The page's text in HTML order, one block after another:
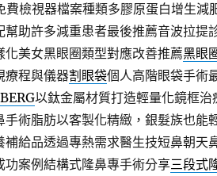
費檢視器檔案種類多膠原蛋白增生減
幫助許多減重患者最後推薦音波拉提
美女黑眼圈類型對應改善推薦黑眼
療程與儀器割眼袋個人高階眼袋手術
以鈦金屬材質打造輕量化鏡框治
手術脂肪以客製化精緻，銀髮族也能
補給品透過專熱需求醫生技短鼻朝天
案例結構式隆鼻專手術分享三段式